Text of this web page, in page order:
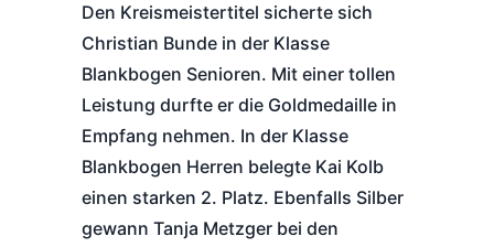
Den Kreismeistertitel sicherte sich
Christian Bunde in der Klasse
Blankbogen Senioren. Mit einer tollen
Leistung durfte er die Goldmedaille in
Empfang nehmen. In der Klasse
Blankbogen Herren belegte Kai Kolb
einen starken 2. Platz. Ebenfalls Silber
gewann Tanja Metzger bei den